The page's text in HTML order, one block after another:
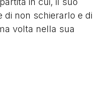
di non schierarlo e di
volta nella sua